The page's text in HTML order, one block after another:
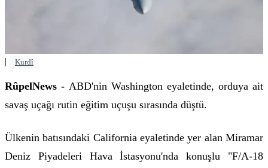
| Kurdî
RûpelNews - ABD'nin Washington eyaletinde, orduya ait
savaş uçağı rutin eğitim uçuşu sırasında düştü.
Ülkenin batısındaki California eyaletinde yer alan Miramar
Deniz Piyadeleri Hava İstasyonu'nda konuşlu "F/A-18